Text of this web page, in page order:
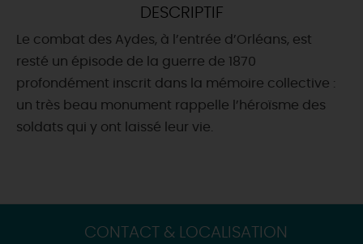
DEMAIN
CE WEEK-END
DESCRIPTIF
Le combat des Aydes, à l’entrée d’Orléans, est
resté un épisode de la guerre de 1870
profondément inscrit dans la mémoire collective :
un très beau monument rappelle l’héroïsme des
soldats qui y ont laissé leur vie.
CONTACT & LOCALISATION